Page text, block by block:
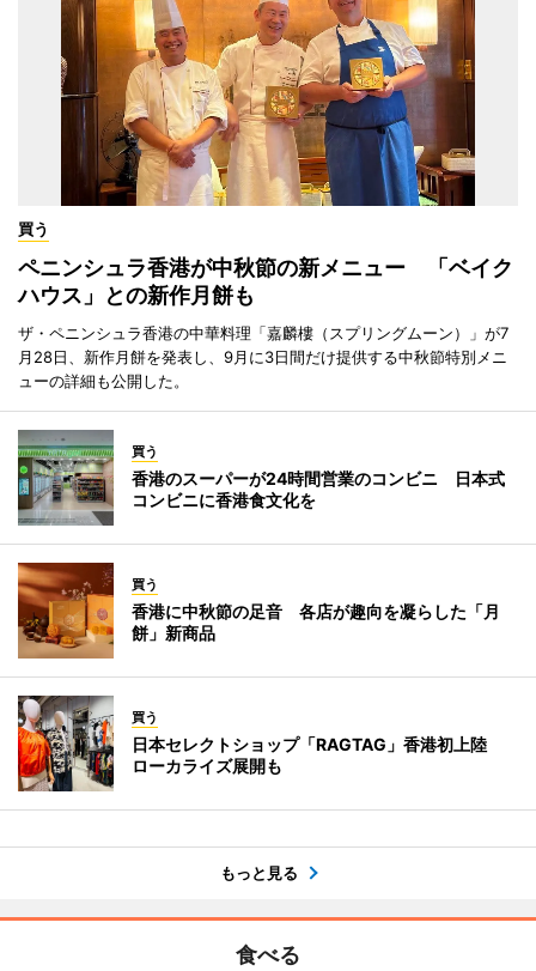
買う
ペニンシュラ香港が中秋節の新メニュー 「ベイク
ハウス」との新作月餅も
ザ・ペニンシュラ香港の中華料理「嘉麟樓（スプリングムーン）」が7
月28日、新作月餅を発表し、9月に3日間だけ提供する中秋節特別メニ
ューの詳細も公開した。
買う
香港のスーパーが24時間営業のコンビニ 日本式
コンビニに香港食文化を
買う
香港に中秋節の足音 各店が趣向を凝らした「月
餅」新商品
買う
日本セレクトショップ「RAGTAG」香港初上陸
ローカライズ展開も
もっと見る
食べる